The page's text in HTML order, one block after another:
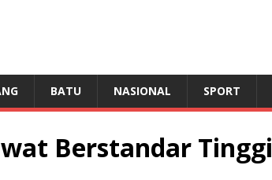
BATU NASIONAL SPORT
Berstandar Tinggi